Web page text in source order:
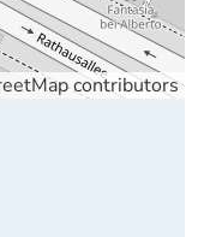
contributors